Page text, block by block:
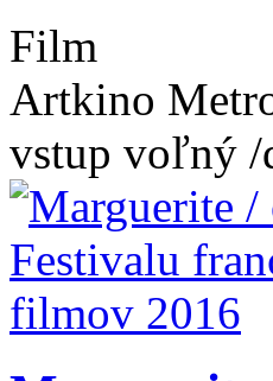
Film
Artkino
vstup voľný /